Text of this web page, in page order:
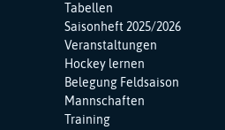
Tabellen
Saisonheft 2025/2026
Veranstaltungen
Hockey lernen
Belegung Feldsaison
Mannschaften
Training